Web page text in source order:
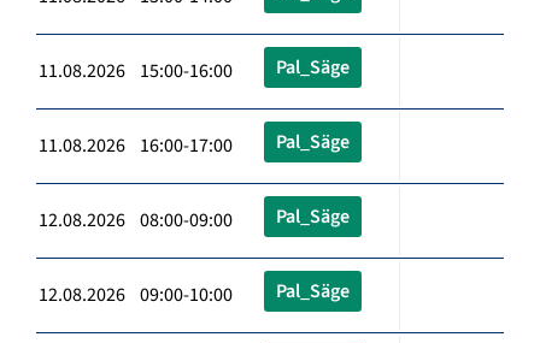
11.08.2026 15:00-16:00 Pal_Säge
11.08.2026 16:00-17:00 Pal_Säge
12.08.2026 08:00-09:00 Pal_Säge
12.08.2026 09:00-10:00 Pal_Säge